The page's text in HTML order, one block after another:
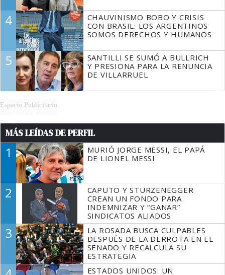
4
CHAUVINISMO BOBO Y CRISIS
CON BRASIL: LOS ARGENTINOS
SOMOS DERECHOS Y HUMANOS
5
SANTILLI SE SUMÓ A BULLRICH
Y PRESIONA PARA LA RENUNCIA
DE VILLARRUEL
Espacio Publicitario
MÁS LEÍDAS DE PERFIL
1
MURIÓ JORGE MESSI, EL PAPÁ
DE LIONEL MESSI
2
CAPUTO Y STURZENEGGER
CREAN UN FONDO PARA
INDEMNIZAR Y “GANAR”
SINDICATOS ALIADOS
3
LA ROSADA BUSCA CULPABLES
DESPUÉS DE LA DERROTA EN EL
SENADO Y RECALCULA SU
ESTRATEGIA
ESTADOS UNIDOS: UN